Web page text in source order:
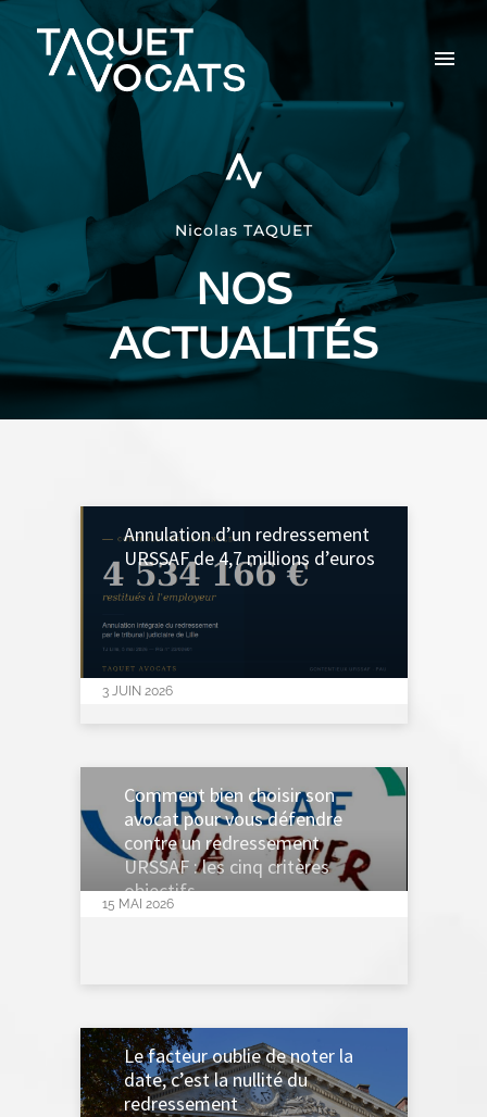
Nicolas TAQUET
NOS
ACTUALITÉS
3 JUIN 2026
Annulation d’un redressement
URSSAF de 4,7 millions d’euros
15 MAI 2026
Comment bien choisir son
avocat pour vous défendre
contre un redressement
URSSAF : les cinq critères
objectifs
Le facteur oublie de noter la
date, c’est la nullité du
redressement